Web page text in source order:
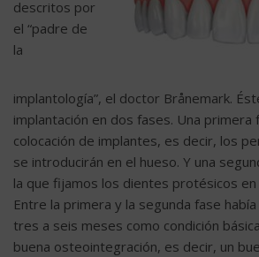
descritos por
el “padre de
la
implantología”, el doctor Brånemark.
implantación en dos fases. Una primera
colocación de implantes, es decir, los
se introducirán en el hueso. Y una
la que fijamos los dientes protésicos
Entre la primera y la segunda fase
tres a seis meses como condición
buena osteointegración, es decir, un